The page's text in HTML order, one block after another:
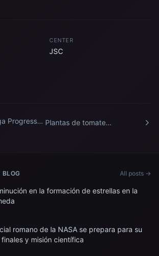
CENTER
JSC
Progress
Plantas de tomate
BLOG All posts →
en la formación de estrellas en la
romano de la NASA se prepara para su
y misión científica